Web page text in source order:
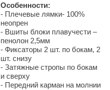
Особенности:
- Плечевые лямки- 100%
неопрен
- Вшиты блоки плавучести –
пенолон 2,5мм
- Фиксаторы 2 шт. по бокам, 2
шт. снизу
- Затяжные стропы по бокам
и сверху
- Передний карман на молнии